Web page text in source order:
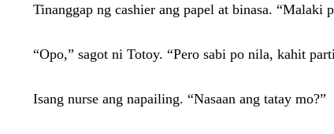
Tinanggap ng cashier ang papel at binasa. “Malaki
“Opo,” sagot ni Totoy. “Pero sabi po nila, kahit
Isang nurse ang napailing. “Nasaan ang tatay mo?”